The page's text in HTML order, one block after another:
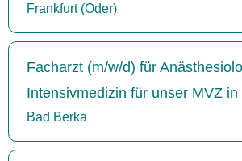
Frankfurt (Oder)
Facharzt (m/w/d) für
Intensivmedizin für unser MVZ
Bad Berka